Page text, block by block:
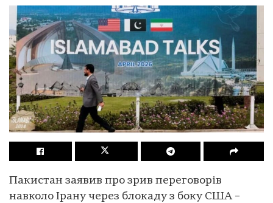
Пакистан заявив про зрив переговорів
навколо Ірану через блокаду з боку США –